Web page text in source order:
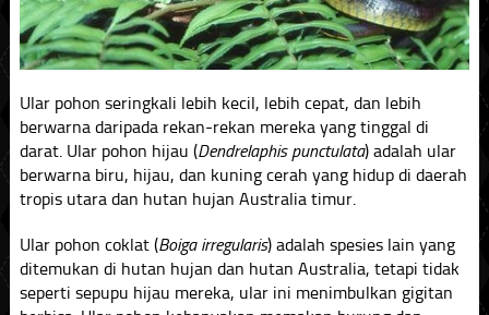
Ular pohon seringkali lebih kecil, lebih cepat, dan lebih
berwarna daripada rekan-rekan mereka yang tinggal di
darat. Ular pohon hijau (Dendrelaphis punctulata) adalah ular
berwarna biru, hijau, dan kuning cerah yang hidup di daerah
tropis utara dan hutan hujan Australia timur.
Ular pohon coklat (Boiga irregularis) adalah spesies lain yang
ditemukan di hutan hujan dan hutan Australia, tetapi tidak
seperti sepupu hijau mereka, ular ini menimbulkan gigitan